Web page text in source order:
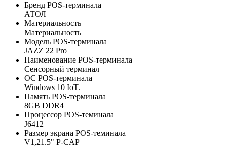
Бренд POS-терминала
АТОЛ
Материальность
Материальность
Модель POS-терминала
JAZZ 22 Pro
Наименование POS-терминала
Сенсорный терминал
ОС POS-терминала
Windows 10 IoT.
Память POS-терминала
8GB DDR4
Процессор POS-теминала
J6412
Размер экрана POS-теминала
V1,21.5" P-CAP